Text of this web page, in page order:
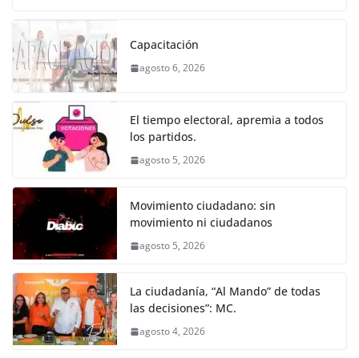
k
c
e
b
o
o
k
itt
er s
A
p
e
n
er
Capacitación
agosto 6, 2026
El tiempo electoral, apremia a todos
los partidos.
agosto 5, 2026
Movimiento ciudadano: sin
movimiento ni ciudadanos
agosto 5, 2026
La ciudadanía, “Al Mando” de todas
las decisiones”: MC.
agosto 4, 2026